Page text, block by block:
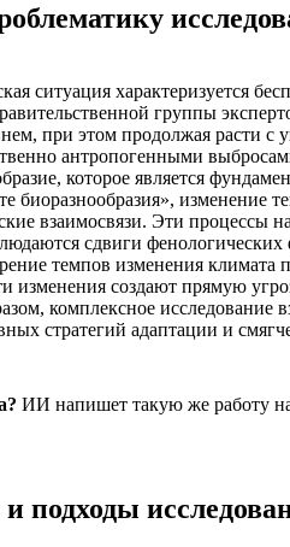
ситуация характеризуется
группы
при этом продолжая расти с
антропогенными
которое является
биоразнообразия»,
взаимосвязи. Эти процессы
сдвиги
темпов изменения
изменения создают прямую
комплексное
стратегий адаптации и
ИИ напишет такую же работу
подходы